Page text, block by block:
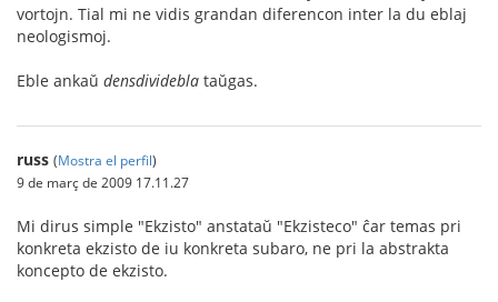
vortojn. Tial mi ne vidis grandan diferencon inter la du eblaj
neologismoj.
Eble ankaŭ densdividebla taŭgas.
russ (Mostra el perfil)
9 de març de 2009 17.11.27
Mi dirus simple "Ekzisto" anstataŭ "Ekzisteco" ĉar temas pri
konkreta ekzisto de iu konkreta subaro, ne pri la abstrakta
koncepto de ekzisto.